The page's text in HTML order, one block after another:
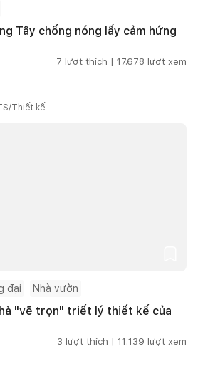
Tây chống nóng lấy cảm hứng
7 lượt thích | 17.678 lượt xem
Thiết kế
đại Nhà vườn
"vẽ trọn" triết lý thiết kế của
3 lượt thích | 11.139 lượt xem